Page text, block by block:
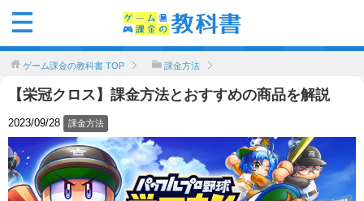
ゲーム課金の教科書 TOP 課金方法
【栄冠クロス】課金方法とおすすめの商品を解説
2023/09/28 課金方法